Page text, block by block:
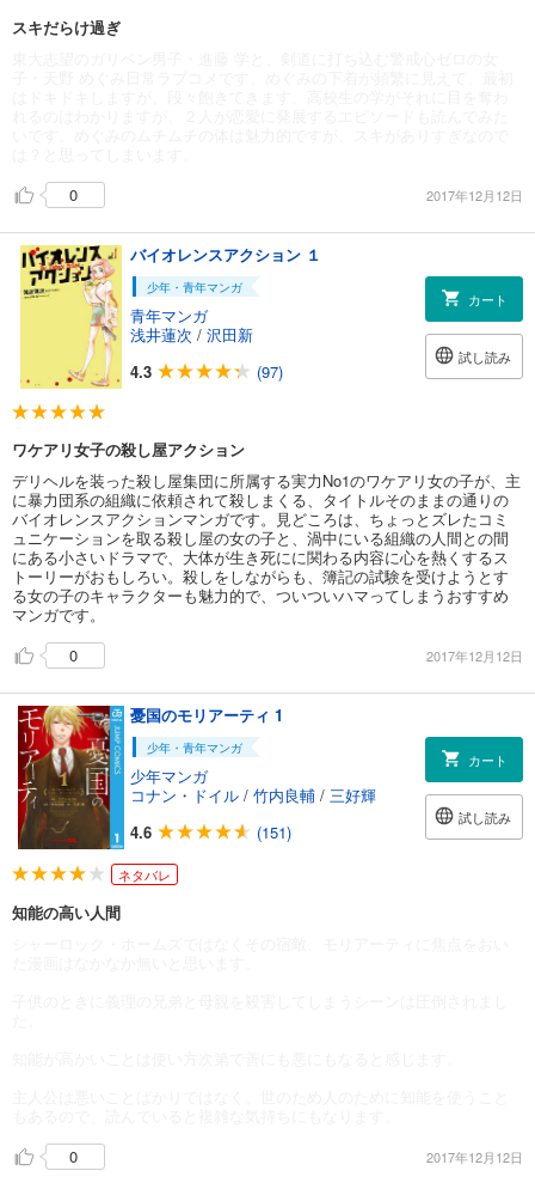
スキだらけ過ぎ
0
2017年12月12日
バイオレンスアクション １
少年・青年マンガ
青年マンガ
浅井蓮次 / 沢田新
4.3
(97)
カート
試し読み
ワケアリ女子の殺し屋アクション
デリヘルを装った殺し屋集団に所属する実力No1のワケアリ女の子が、主
に暴力団系の組織に依頼されて殺しまくる、タイトルそのままの通りの
バイオレンスアクションマンガです。見どころは、ちょっとズレたコミ
ュニケーションを取る殺し屋の女の子と、渦中にいる組織の人間との間
にある小さいドラマで、大体が生き死にに関わる内容に心を熱くするス
トーリーがおもしろい。殺しをしながらも、簿記の試験を受けようとす
る女の子のキャラクターも魅力的で、ついついハマってしまうおすすめ
マンガです。
0
2017年12月12日
憂国のモリアーティ 1
少年・青年マンガ
少年マンガ
コナン・ドイル / 竹内良輔 / 三好輝
4.6
(151)
カート
試し読み
ネタバレ
知能の高い人間
0
2017年12月12日